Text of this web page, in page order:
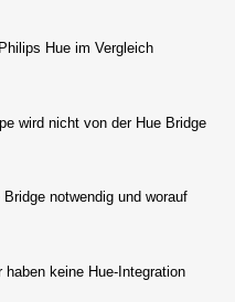
Hue im Vergleich
wird nicht von der Hue Bridge
notwendig und worauf
haben keine Hue-Integration